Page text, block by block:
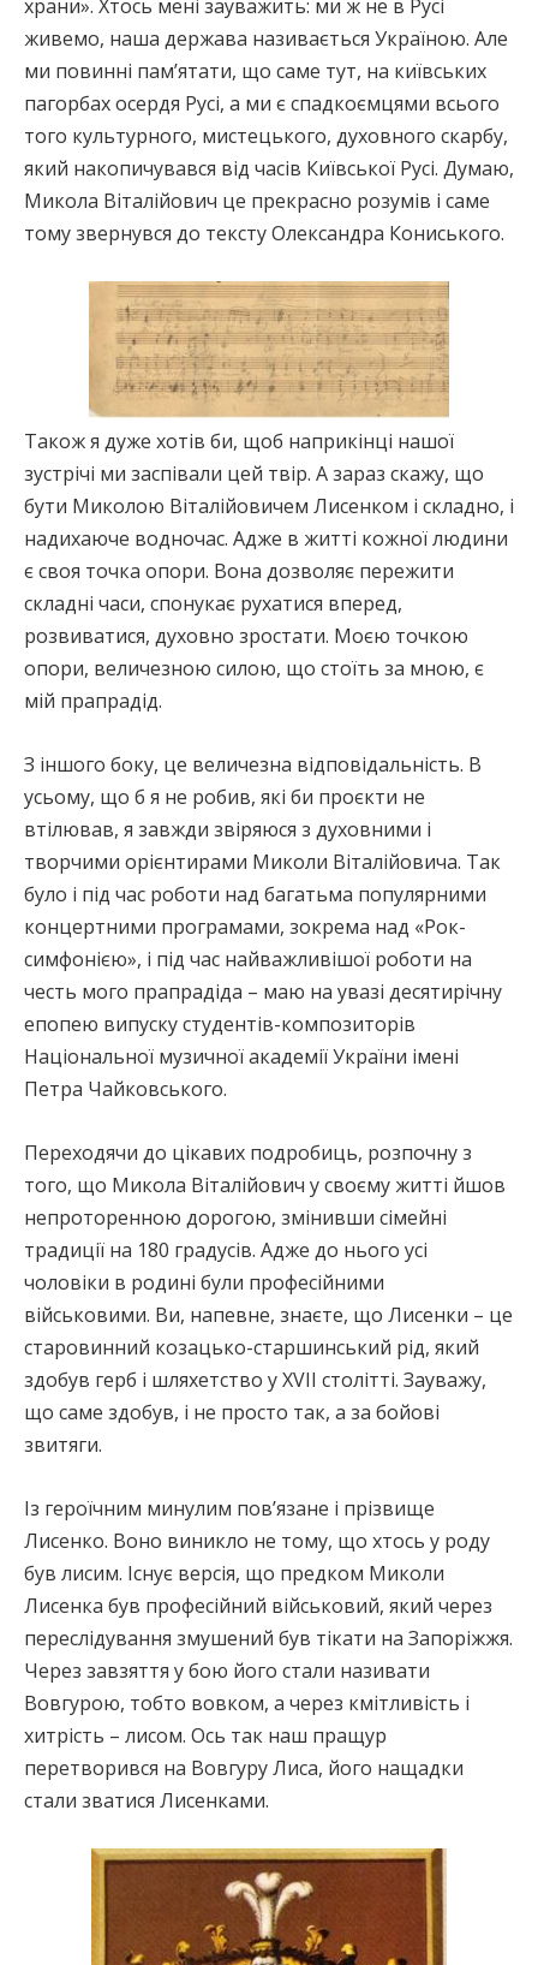
храни». Хтось мені зауважить: ми ж не в Русі
живемо, наша держава називається Україною. Але
ми повинні пам’ятати, що саме тут, на київських
пагорбах осердя Русі, а ми є спадкоємцями всього
того культурного, мистецького, духовного скарбу,
який накопичувався від часів Київської Русі. Думаю,
Микола Віталійович це прекрасно розумів і саме
тому звернувся до тексту Олександра Кониського.
Також я дуже хотів би, щоб наприкінці нашої
зустрічі ми заспівали цей твір. А зараз скажу, що
бути Миколою Віталійовичем Лисенком і складно, і
надихаюче водночас. Адже в житті кожної людини
є своя точка опори. Вона дозволяє пережити
складні часи, спонукає рухатися вперед,
розвиватися, духовно зростати. Моєю точкою
опори, величезною силою, що стоїть за мною, є
мій прапрадід.
З іншого боку, це величезна відповідальність. В
усьому, що б я не робив, які би проєкти не
втілював, я завжди звіряюся з духовними і
творчими орієнтирами Миколи Віталійовича. Так
було і під час роботи над багатьма популярними
концертними програмами, зокрема над «Рок-
симфонією», і під час найважливішої роботи на
честь мого прапрадіда – маю на увазі десятирічну
епопею випуску студентів-композиторів
Національної музичної академії України імені
Петра Чайковського.
Переходячи до цікавих подробиць, розпочну з
того, що Микола Віталійович у своєму житті йшов
непроторенною дорогою, змінивши сімейні
традиції на 180 градусів. Адже до нього усі
чоловіки в родині були професійними
військовими. Ви, напевне, знаєте, що Лисенки – це
старовинний козацько-старшинський рід, який
здобув герб і шляхетство у ХVІІ столітті. Зауважу,
що саме здобув, і не просто так, а за бойові
звитяги.
Із героїчним минулим пов’язане і прізвище
Лисенко. Воно виникло не тому, що хтось у роду
був лисим. Існує версія, що предком Миколи
Лисенка був професійний військовий, який через
переслідування змушений був тікати на Запоріжжя.
Через завзяття у бою його стали називати
Вовгурою, тобто вовком, а через кмітливість і
хитрість – лисом. Ось так наш пращур
перетворився на Вовгуру Лиса, його нащадки
стали зватися Лисенками.